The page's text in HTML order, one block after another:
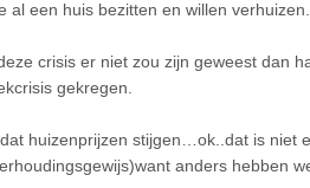
al een huis bezitten en willen verhuizen.
crisis er niet zou zijn geweest dan
gekregen.
huizenprijzen stijgen…ok..dat is niet
anders hebben